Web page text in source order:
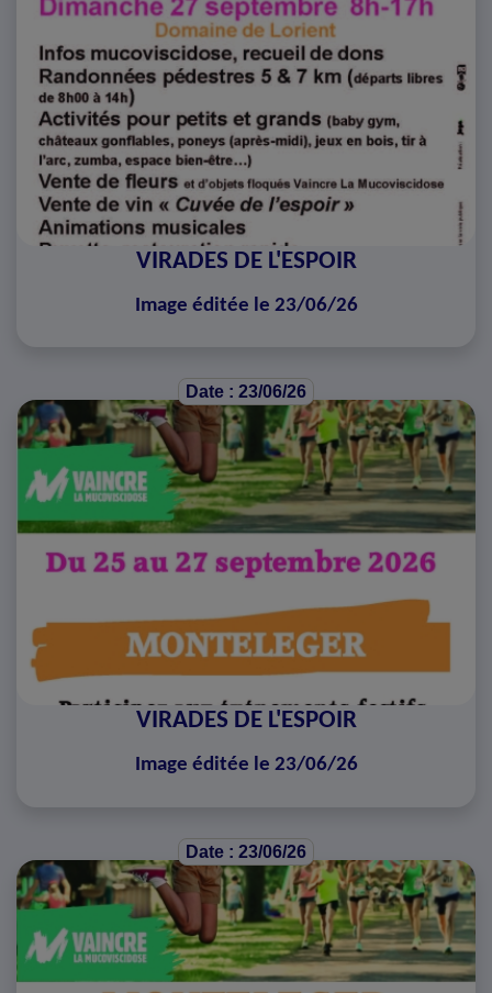
VIRADES DE L'ESPOIR
Image éditée le 23/06/26
Date : 23/06/26
VIRADES DE L'ESPOIR
Image éditée le 23/06/26
Date : 23/06/26